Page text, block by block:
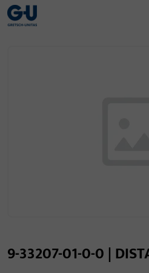
9-33207-01-0-0 |